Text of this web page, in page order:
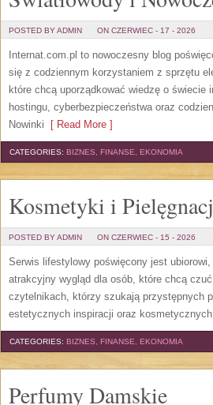
POSTED BY ADMIN ON CZERWIEC - 17 - 2026
Internat.com.pl to nowoczesny blog
się z codziennym korzystaniem z sprzętu
które chcą uporządkować wiedzę o świecie
hostingu, cyberbezpieczeństwa oraz
Nowinki [ Read More ]
CATEGORIES: BIZNES, FINANSE, EKONOMIA
Kosmetyki i
POSTED BY ADMIN ON CZERWIEC - 15 - 2026
Serwis lifestylowy poświęcony jest
atrakcyjny wygląd dla osób, które chcą
czytelnikach, którzy szukają przystępnych
estetycznych inspiracji oraz
CATEGORIES: BIZNES, FINANSE, EKONOMIA
Perfumy Damskie